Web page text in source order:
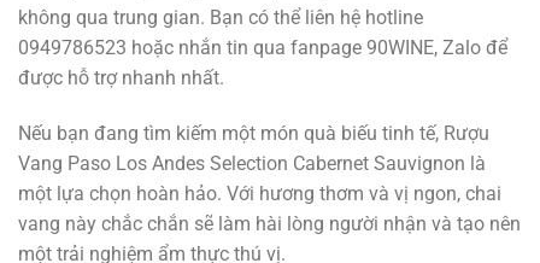
không qua trung gian. Bạn có thể liên hệ hotline
0949786523 hoặc nhắn tin qua fanpage 90WINE, Zalo để
được hỗ trợ nhanh nhất.
Nếu bạn đang tìm kiếm một món quà biếu tinh tế, Rượu
Vang Paso Los Andes Selection Cabernet Sauvignon là
một lựa chọn hoàn hảo. Với hương thơm và vị ngon, chai
vang này chắc chắn sẽ làm hài lòng người nhận và tạo nên
một trải nghiệm ẩm thực thú vị.